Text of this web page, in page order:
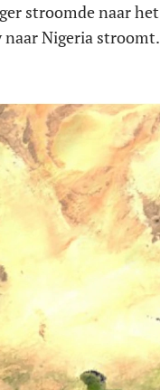
stroomde naar het
naar Nigeria stroomt.